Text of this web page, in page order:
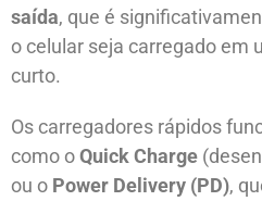
saída, que é
o celular seja carregado em
curto.
Os carregadores rápidos
como oQuick Charge
ou o Power Delivery (PD),